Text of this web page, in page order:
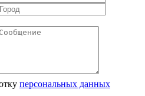
персональных данных